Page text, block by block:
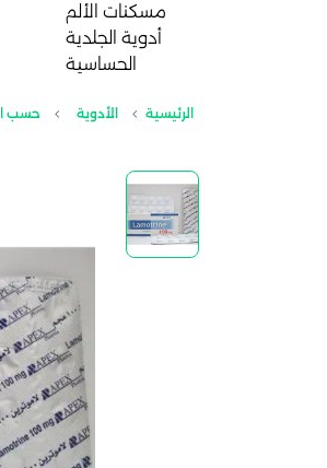
مسكنات الألم
أدوية الجلدية
الحساسية
الرئيسية الأدوية حسب